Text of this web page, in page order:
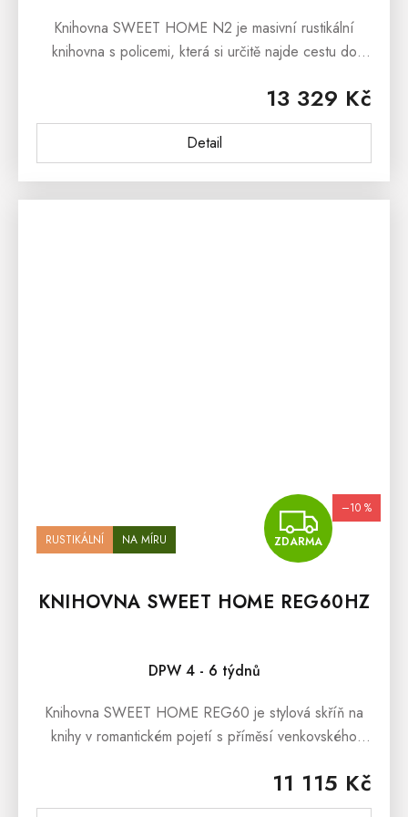
13 329 Kč
Detail
Knihovna SWEET HOME N2 je masivní rustikální
knihovna s policemi, která si určitě najde cestu do
RUSTIKÁLNÍ NA MÍRU ZDARMA
–10 %
KNIHOVNA SWEET HOME REG60HZ
DPW 4 - 6 týdnů
11 115 Kč
Knihovna SWEET HOME REG60 je stylová skříň na
knihy v romantickém pojetí s příměsí venkovského
Rustikální knihovna je...